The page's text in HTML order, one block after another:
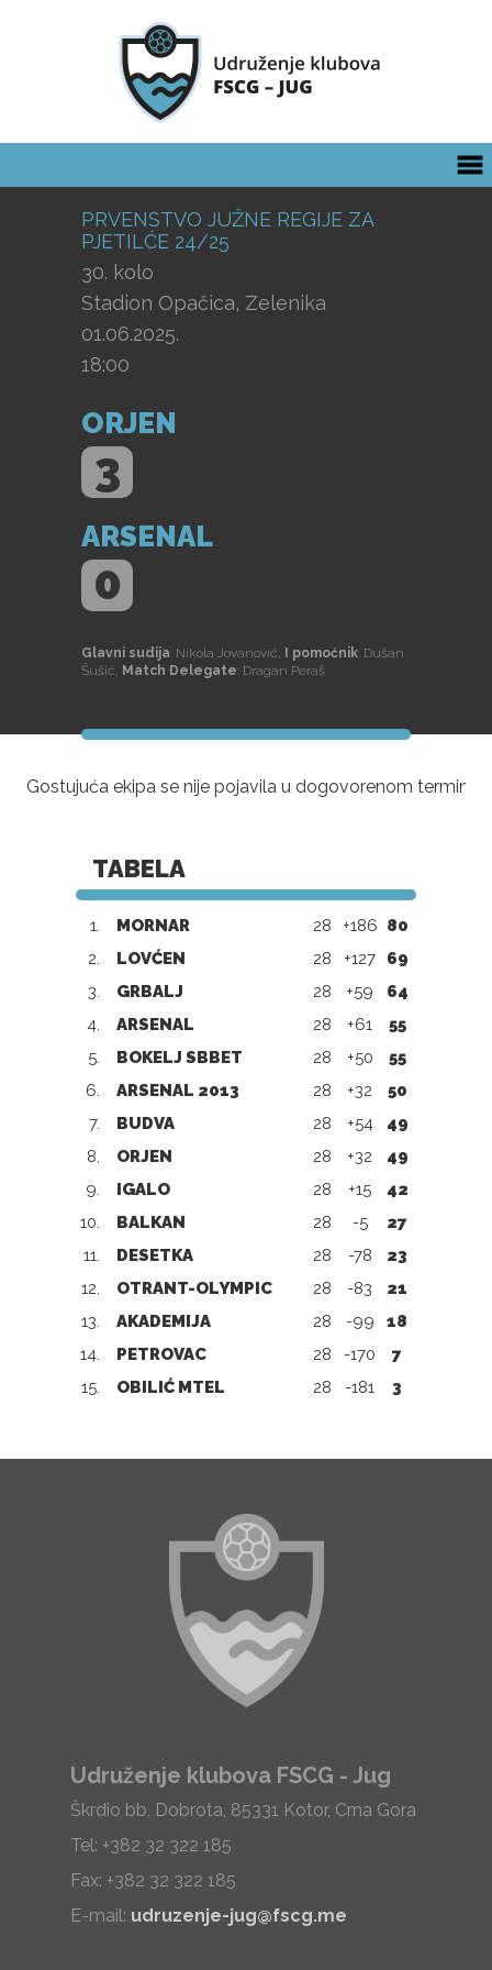
PRVENSTVO JUŽNE REGIJE ZA
PJETILĆE 24/25
30. kolo
Stadion Opačica, Zelenika
01.06.2025.
18:00
ORJEN
3
ARSENAL
0
Glavni sudija: Nikola Jovanović, I pomoćnik: Dušan
Šušić, Match Delegate: Dragan Peraš
Gostujuća ekipa se nije pojavila u dogovorenom terminu.
TABELA
1. MORNAR 28 +186 80
2.
LOVĆEN 28 +127
69
3.
GRBALJ 28 +59
64
4.
ARSENAL 28 +61
55
5.
BOKELJ SBBET 28 +50
55
6.
ARSENAL 2013 28 +32
50
7.
BUDVA 28 +54
49
8.
ORJEN 28 +32
49
9.
IGALO 28 +15
42
10.
BALKAN 28 -5
27
11.
DESETKA 28 -78
23
12.
OTRANT-OLYMPIC 28 -83
21
13.
AKADEMIJA 28 -99
18
14.
PETROVAC 28 -170
7
15.
OBILIĆ MTEL 28 -181 3
Udruženje klubova FSCG - Jug
Škrdio bb, Dobrota, 85331 Kotor, Crna Gora
Tel: +382 32 322 185
Fax: +382 32 322 185
E-mail: udruzenje-jug@fscg.me